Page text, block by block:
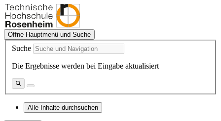
Öffne Hauptmenü und Suche
Suche
Die Ergebnisse werden bei Eingabe aktualisiert
Alle Inhalte durchsuchen